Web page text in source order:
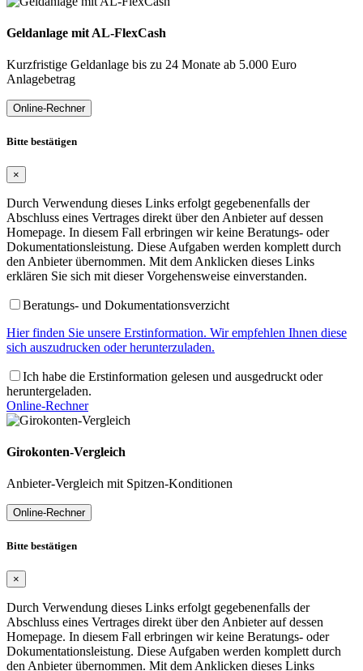
Geldanlage mit AL-FlexCash
Kurzfristige Geldanlage bis zu 24 Monate ab 5.000 Euro
Anlagebetrag
Online-Rechner
Bitte bestätigen
×
Durch Verwendung dieses Links erfolgt gegebenenfalls der
Abschluss eines Vertrages direkt über den Anbieter auf dessen
Homepage. In diesem Fall erbringen wir keine Beratungs- oder
Dokumentationsleistung. Diese Aufgaben werden komplett durch
den Anbieter übernommen. Mit dem Anklicken dieses Links
erklären Sie sich mit dieser Vorgehensweise einverstanden.
Beratungs- und Dokumentationsverzicht
Hier finden Sie unsere Erstinformation. Wir empfehlen Ihnen diese
sich auszudrucken oder herunterzuladen.
Ich habe die Erstinformation gelesen und ausgedruckt oder
heruntergeladen.
Online-Rechner
Girokonten-Vergleich
Anbieter-Vergleich mit Spitzen-Konditionen
Online-Rechner
Bitte bestätigen
×
Durch Verwendung dieses Links erfolgt gegebenenfalls der
Abschluss eines Vertrages direkt über den Anbieter auf dessen
Homepage. In diesem Fall erbringen wir keine Beratungs- oder
Dokumentationsleistung. Diese Aufgaben werden komplett durch
den Anbieter übernommen. Mit dem Anklicken dieses Links